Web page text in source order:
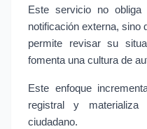
Este servicio no
notificación externa, sino
permite revisar su
fomenta una cultura de
Este enfoque
registral y
ciudadano.